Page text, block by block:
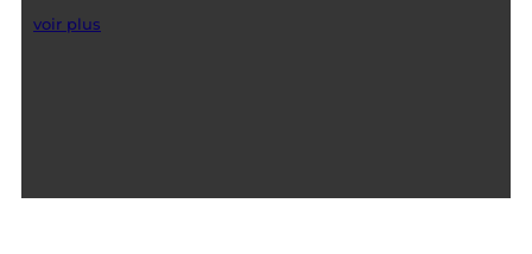
voir plus